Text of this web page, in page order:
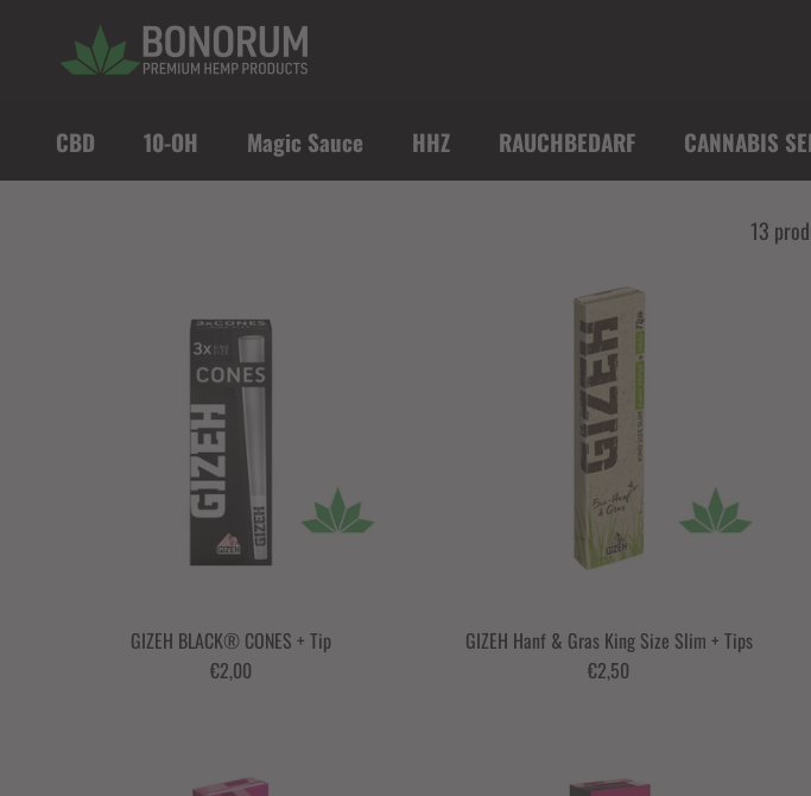
CBD 10-OH Magic Sauce HHZ RAUCHBEDARF CANNABIS
13
GIZEH BLACK® CONES + Tip
€2,00
GIZEH Hanf & Gras King Size Slim + Tips
€2,50